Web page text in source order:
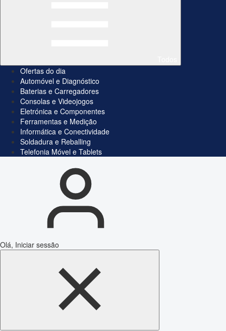
Ofertas do dia
Automóvel e Diagnóstico
Baterias e Carregadores
Consolas e Videojogos
Eletrónica e Componentes
Ferramentas e Medição
Informática e Conectividade
Soldadura e Reballing
Telefonia Móvel e Tablets
Olá, Iniciar sessão